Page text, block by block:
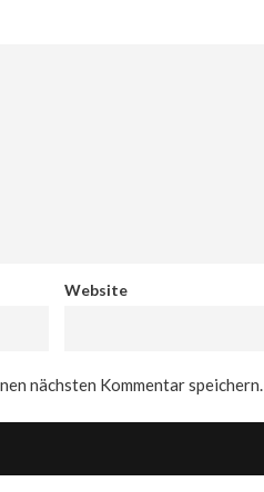
Website
nächsten Kommentar speichern.